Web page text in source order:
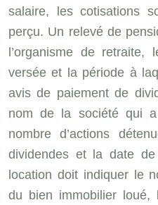
salaire, les cotisations
perçu. Un relevé de
l’organisme de
versée et la période à
avis de paiement de
nom de la société qui
nombre d’actions
dividendes et la date
location doit indiquer le
du bien immobilier